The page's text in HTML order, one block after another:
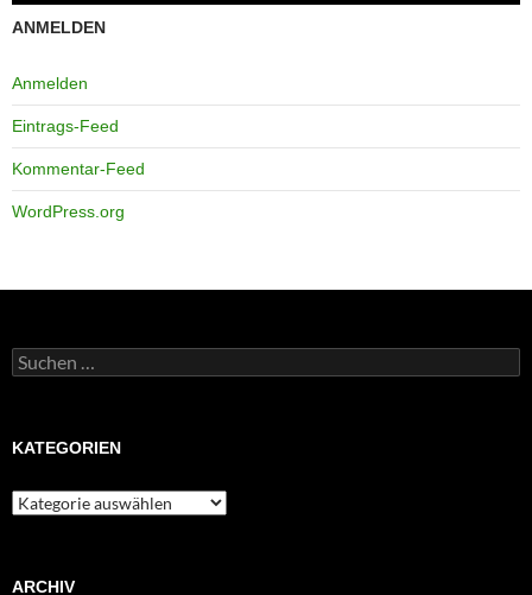
ANMELDEN
Anmelden
Eintrags-Feed
Kommentar-Feed
WordPress.org
Suchen
nach:
KATEGORIEN
Kategorien
ARCHIV